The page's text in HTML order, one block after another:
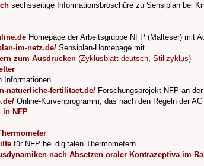
sechsseitige Informationsbroschüre zu Sensiplan bei
Homepage der Arbeitsgruppe NFP (Malteser) mit
im-netz.de/ Sensiplan-Homepage mit
zum Ausdrucken (Zyklusblatt deutsch, Stillzyklus)
Informationen
natuerliche-fertilitaet.de/ Forschungsprojekt NFP an
Online-Kurvenprogramm, das nach den Regeln der
in NFP
für NFP bei digitalen Thermometern
nach Absetzen oraler Kontrazeptiva im